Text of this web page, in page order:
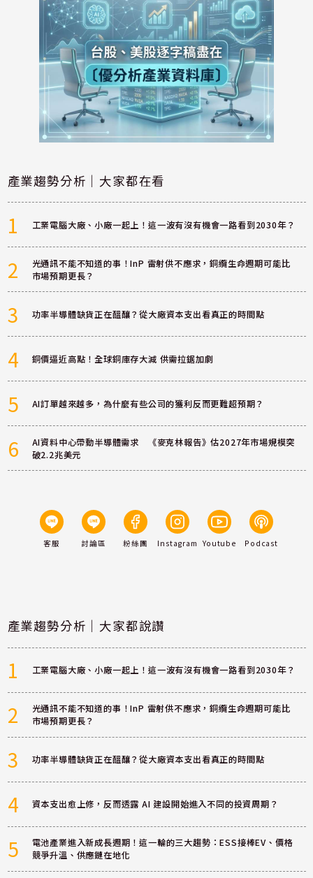
產業趨勢分析｜大家都在看
1 工業電腦大廠、小廠一起上！這一波有沒有機會一路看到2030年？
2
光通訊不能不知道的事！InP 雷射供不應求，銅纜生命週期可能比
市場預期更長？
3 功率半導體缺貨正在醞釀？從大廠資本支出看真正的時間點
4 銅價逼近高點！全球銅庫存大減 供需拉鋸加劇
5 AI訂單越來越多，為什麼有些公司的獲利反而更難超預期？
6
AI資料中心帶動半導體需求 《麥克林報告》估2027年市場規模突
破2.2兆美元
客服 討論區 粉絲團 Instagram Youtube Podcast
產業趨勢分析｜大家都說讚
1 工業電腦大廠、小廠一起上！這一波有沒有機會一路看到2030年？
2
光通訊不能不知道的事！InP 雷射供不應求，銅纜生命週期可能比
市場預期更長？
3 功率半導體缺貨正在醞釀？從大廠資本支出看真正的時間點
4 資本支出愈上修，反而透露 AI 建設開始進入不同的投資周期？
5
電池產業進入新成長週期！這一輪的三大趨勢：ESS接棒EV、價格
競爭升溫、供應鏈在地化